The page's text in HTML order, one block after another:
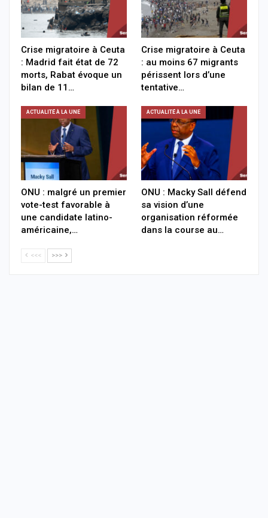
Crise migratoire à Ceuta
: Madrid fait état de 72
morts, Rabat évoque un
bilan de 11…
Crise migratoire à Ceuta
: au moins 67 migrants
périssent lors d’une
tentative…
ACTUALITÉ À LA UNE
ONU : malgré un premier
vote-test favorable à
une candidate latino-
américaine,…
ACTUALITÉ À LA UNE
ONU : Macky Sall défend
sa vision d’une
organisation réformée
dans la course au…
<<< >>>